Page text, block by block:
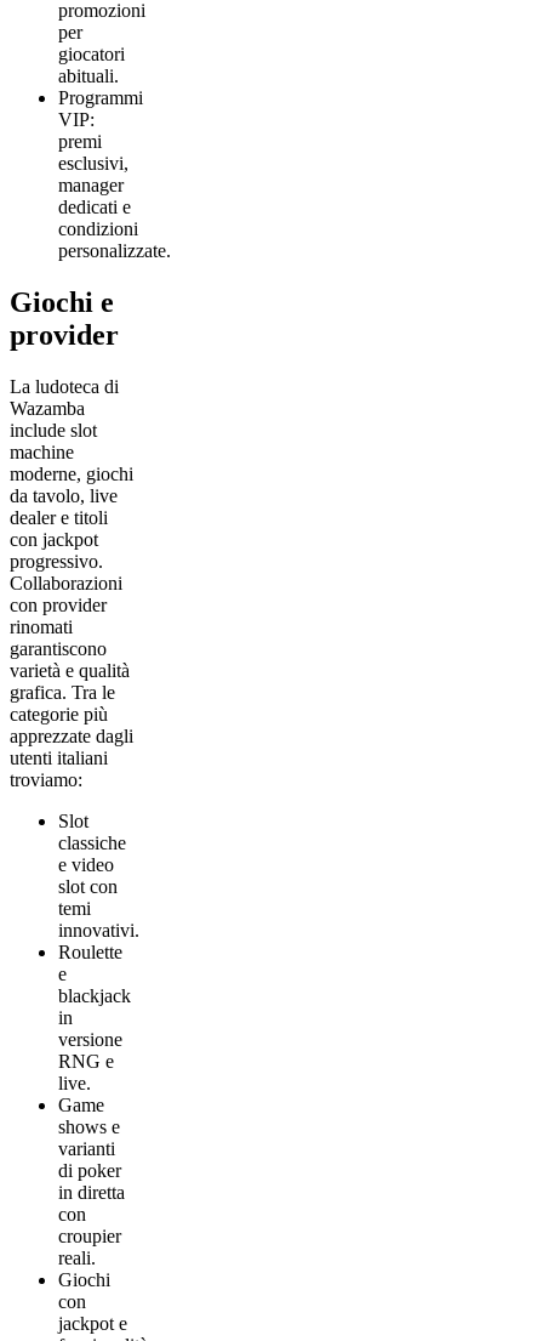
promozioni
per
giocatori
abituali.
Programmi
VIP:
premi
esclusivi,
manager
dedicati e
condizioni
personalizzate.
Giochi e
provider
La ludoteca di
Wazamba
include slot
machine
moderne, giochi
da tavolo, live
dealer e titoli
con jackpot
progressivo.
Collaborazioni
con provider
rinomati
garantiscono
varietà e qualità
grafica. Tra le
categorie più
apprezzate dagli
utenti italiani
troviamo:
Slot
classiche
e video
slot con
temi
innovativi.
Roulette
e
blackjack
in
versione
RNG e
live.
Game
shows e
varianti
di poker
in diretta
con
croupier
reali.
Giochi
con
jackpot e